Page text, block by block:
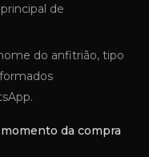
de
do anfitrião, tipo
da compra